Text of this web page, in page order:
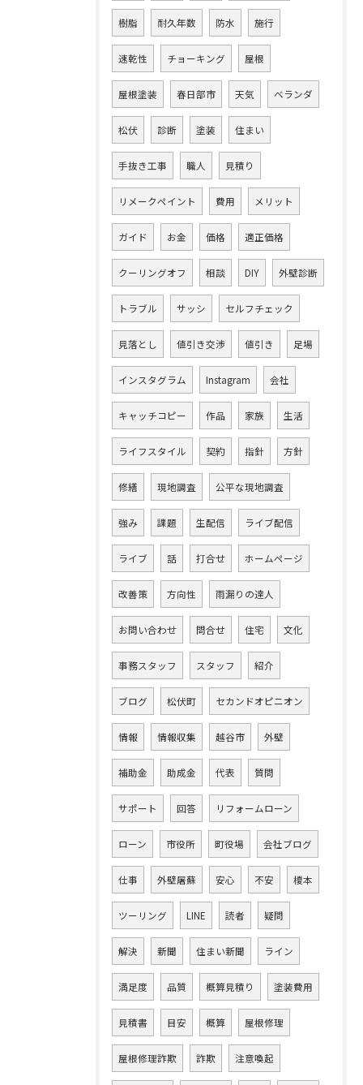
樹脂 耐久年数 防水 施行
速乾性 チョーキング 屋根
屋根塗装 春日部市 天気 ベランダ
松伏 診断 塗装 住まい
手抜き工事 職人 見積り
リメークペイント 費用 メリット
ガイド お金 価格 適正価格
クーリングオフ 相談 DIY 外壁診断
トラブル サッシ セルフチェック
見落とし 値引き交渉 値引き 足場
インスタグラム Instagram 会社
キャッチコピー 作品 家族 生活
ライフスタイル 契約 指針 方針
修繕 現地調査 公平な現地調査
強み 課題 生配信 ライブ配信
ライブ 話 打合せ ホームページ
改善策 方向性 雨漏りの達人
お問い合わせ 問合せ 住宅 文化
事務スタッフ スタッフ 紹介
ブログ 松伏町 セカンドオピニオン
情報 情報収集 越谷市 外壁
補助金 助成金 代表 質問
サポート 回答 リフォームローン
ローン 市役所 町役場 会社ブログ
仕事 外壁屠蘇 安心 不安 榎本
ツーリング LINE 読者 疑問
解決 新聞 住まい新聞 ライン
満足度 品質 概算見積り 塗装費用
見積書 目安 概算 屋根修理
屋根修理詐欺 詐欺 注意喚起